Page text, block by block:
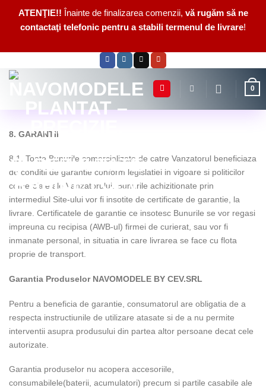
ATENŢIE!! Înainte de finalizarea comenzii, vă rugăm să ne
contactaţi telefonic pentru a stabili termenul de livrare!
0
8. GARANTII
8.1. Toate Bunurile comercializate de catre Vanzatorul beneficiaza
de conditii de garantie conform legislatiei in vigoare si politicilor
comerciale ale Vanzatorului. Bunurile achizitionate prin
intermediul Site-ului vor fi insotite de certificate de garantie, la
livrare. Certificatele de garantie ce insotesc Bunurile se vor regasi
impreuna cu recipisa (AWB-ul) firmei de curierat, sau vor fi
inmanate personal, in situatia in care livrarea se face cu flota
proprie de transport.
Garantia Produselor NAVOMODELE BY CEV.SRL
Pentru a beneficia de garantie, consumatorul are obligatia de a
respecta instructiunile de utilizare atasate si de a nu permite
interventii asupra produsului din partea altor persoane decat cele
autorizate.
Garantia produselor nu acopera accesoriile,
consumabilele(baterii, acumulatori) precum si partile casabile ale